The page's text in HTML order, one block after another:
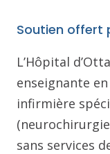
Soutien offert
L’Hôpital
enseignante
infirmière
sans services